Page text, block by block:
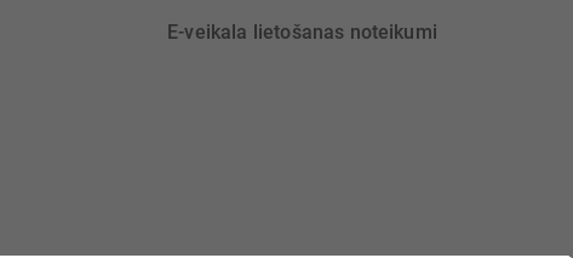
E-veikala lietošanas noteikumi